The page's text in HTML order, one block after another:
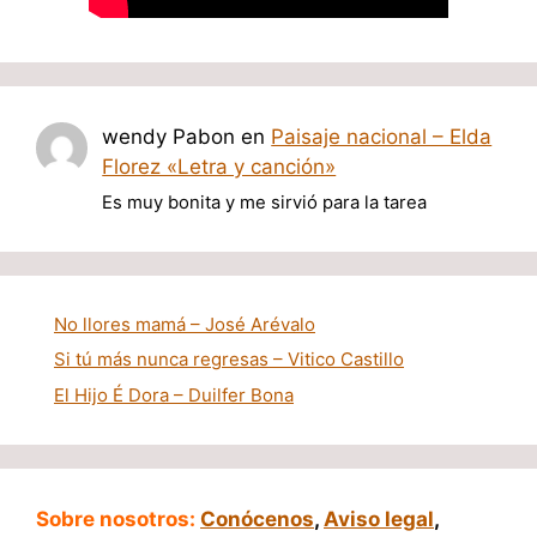
wendy Pabon en Paisaje nacional – Elda
Florez «Letra y canción»
Es muy bonita y me sirvió para la tarea
No llores mamá – José Arévalo
Si tú más nunca regresas – Vitico Castillo
El Hijo É Dora – Duilfer Bona
Sobre nosotros: Conócenos, Aviso legal,